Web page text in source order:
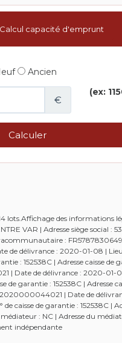
Calcul capacité d'emprunt
lots.Affichage des informations
VAR | Adresse siège social
:
délivrance : 2020-01-08 |
: 152538C | Adresse caisse
Date de délivrance : 2020-01-
de garantie : 152538C |
| Date de
caisse de garantie : 152538C
: NC | Adresse du
indépendante